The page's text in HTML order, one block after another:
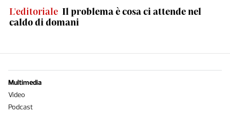
L'editoriale Il problema è cosa ci attende nel
caldo di domani
Multimedia
Video
Podcast